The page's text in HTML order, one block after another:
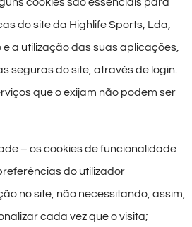
do site da Highlife Sports, Lda,
a utilização das suas aplicações,
seguras do site, através de login.
que o exijam não podem ser
– os cookies de funcionalidade
do utilizador
no site, não necessitando, assim,
cada vez que o visita;